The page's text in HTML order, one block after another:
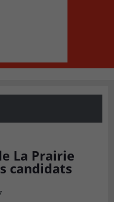
La Prairie
candidats